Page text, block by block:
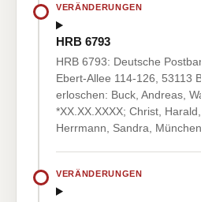
VERÄNDERUNGEN
HRB 6793
HRB 6793: Deutsche
Ebert-Allee 114-126, 53113
erloschen: Buck, Andreas,
*XX.XX.XXXX; Christ,
Herrmann, Sandra,
VERÄNDERUNGEN